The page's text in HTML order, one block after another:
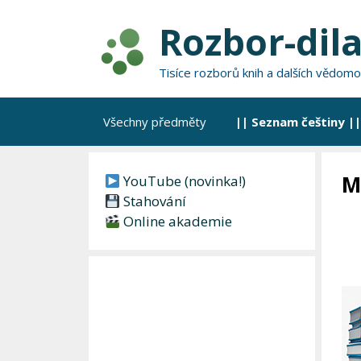
Rozbor-
Tisíce rozborů knih a dalších
Všechny předměty || Seznam češtiny ||
YouTube (novinka!)
Stahování
Online akademie